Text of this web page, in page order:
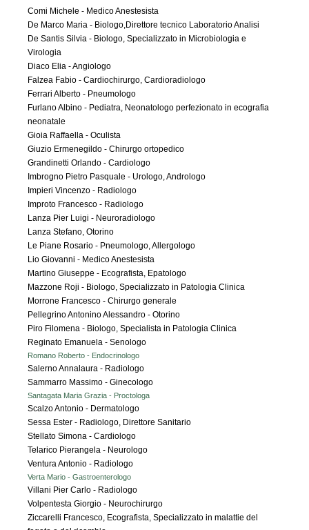
Comi Michele - Medico Anestesista
De Marco Maria - Biologo,Direttore tecnico Laboratorio Analisi
De Santis Silvia - Biologo, Specializzato in Microbiologia e
Virologia
Diaco Elia - Angiologo
Falzea Fabio - Cardiochirurgo, Cardioradiologo
Ferrari Alberto - Pneumologo
Furlano Albino - Pediatra, Neonatologo perfezionato in ecografia
neonatale
Gioia Raffaella - Oculista
Giuzio Ermenegildo - Chirurgo ortopedico
Grandinetti Orlando - Cardiologo
Imbrogno Pietro Pasquale - Urologo, Andrologo
Impieri Vincenzo - Radiologo
Improto Francesco - Radiologo
Lanza Pier Luigi - Neuroradiologo
Lanza Stefano, Otorino
Le Piane Rosario - Pneumologo, Allergologo
Lio Giovanni - Medico Anestesista
Martino Giuseppe - Ecografista, Epatologo
Mazzone Roji - Biologo, Specializzato in Patologia Clinica
Morrone Francesco - Chirurgo generale
Pellegrino Antonino Alessandro - Otorino
Piro Filomena - Biologo, Specialista in Patologia Clinica
Reginato Emanuela - Senologo
Romano Roberto - Endocrinologo
Salerno Annalaura - Radiologo
Sammarro Massimo - Ginecologo
Santagata Maria Grazia - Proctologa
Scalzo Antonio - Dermatologo
Sessa Ester - Radiologo, Direttore Sanitario
Stellato Simona - Cardiologo
Telarico Pierangela - Neurologo
Ventura Antonio - Radiologo
Verta Mario - Gastroenterologo
Villani Pier Carlo - Radiologo
Volpentesta Giorgio - Neurochirurgo
Ziccarelli Francesco, Ecografista, Specializzato in malattie del